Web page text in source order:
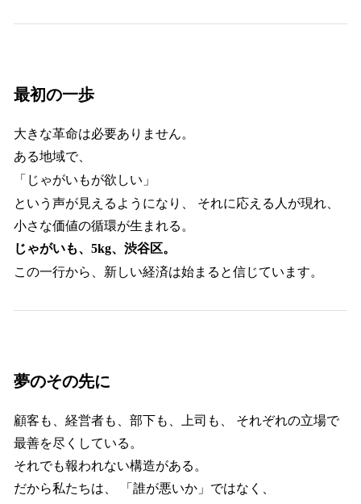
最初の一歩
大きな革命は必要ありません。
ある地域で、
「じゃがいもが欲しい」
という声が見えるようになり、 それに応える人が現れ、
小さな価値の循環が生まれる。
じゃがいも、5kg、渋谷区。
この一行から、新しい経済は始まると信じています。
夢のその先に
顧客も、経営者も、部下も、上司も、 それぞれの立場で
最善を尽くしている。
それでも報われない構造がある。
だから私たちは、 「誰が悪いか」ではなく、